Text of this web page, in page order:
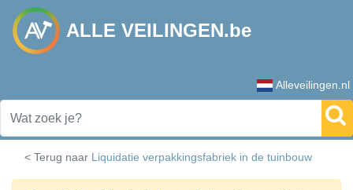
ALLE VEILINGEN.be
Alleveilingen.nl
< Terug naar Liquidatie verpakkingsfabriek in de tuinbouw